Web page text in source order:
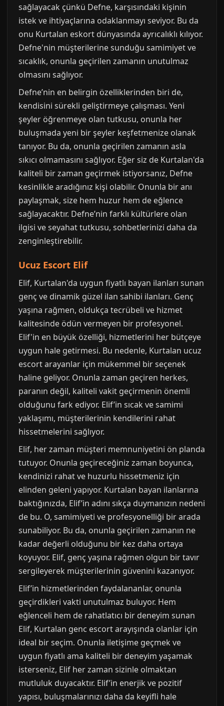
sağlayacak çünkü Defne, karşısındaki kişinin
istek ve ihtiyaçlarına odaklanmayı seviyor. Bu da
onu Kurtalan eskort dünyasında ayrıcalıklı kılıyor.
Defne'nin müşterilerine sunduğu samimiyet ve
sıcaklık, onunla geçirilen zamanın unutulmaz
olmasını sağlıyor.
Defne’nin en belirgin özelliklerinden biri de,
kendisini sürekli geliştirmeye çalışması. Yeni
şeyler öğrenmeye olan tutkusu, onunla her
buluşmada yeni bir şeyler keşfetmenize olanak
tanıyor. Bu da, onunla geçirilen zamanın asla
sıkıcı olmamasını sağlıyor. Eğer siz de Kurtalan'da
kaliteli bir zaman geçirmek istiyorsanız, Defne
kesinlikle aradığınız kişi olabilir. Onunla bir anı
paylaşmak, size hem huzur hem de eğlence
sağlayacaktır. Defne’nin farklı kültürlere olan
ilgisi ve seyahat tutkusu, sohbetlerinizi daha da
zenginleştirebilir.
Ucuz Escort Elif
Elif, Kurtalan'da uygun fiyatlı bayan ilanları sunan
genç ve dinamik güzel ilan sahibi ilanları. Genç
yaşına rağmen, oldukça tecrübeli ve hizmet
kalitesinde ödün vermeyen bir profesyonel.
Elif'in en büyük özelliği, hizmetlerini her bütçeye
uygun hale getirmesi. Bu nedenle, Kurtalan ucuz
escort arayanlar için mükemmel bir seçenek
haline geliyor. Onunla zaman geçiren herkes,
paranın değil, kaliteli vakit geçirmenin önemli
olduğunu fark ediyor. Elif’in sıcak ve samimi
yaklaşımı, müşterilerinin kendilerini rahat
hissetmelerini sağlıyor.
Elif, her zaman müşteri memnuniyetini ön planda
tutuyor. Onunla geçireceğiniz zaman boyunca,
kendinizi rahat ve huzurlu hissetmeniz için
elinden geleni yapıyor. Kurtalan bayan ilanlarına
baktığınızda, Elif’in adını sıkça duymanızın nedeni
de bu. O, samimiyeti ve profesyonelliği bir arada
sunabiliyor. Bu da, onunla geçirilen zamanın ne
kadar değerli olduğunu bir kez daha ortaya
koyuyor. Elif, genç yaşına rağmen olgun bir tavır
sergileyerek müşterilerinin güvenini kazanıyor.
Elif’in hizmetlerinden faydalananlar, onunla
geçirdikleri vakti unutulmaz buluyor. Hem
eğlenceli hem de rahatlatıcı bir deneyim sunan
Elif, Kurtalan genc escort arayışında olanlar için
ideal bir seçim. Onunla iletişime geçmek ve
uygun fiyatlı ama kaliteli bir deneyim yaşamak
isterseniz, Elif her zaman sizinle olmaktan
mutluluk duyacaktır. Elif’in enerjik ve pozitif
yapısı, buluşmalarınızı daha da keyifli hale